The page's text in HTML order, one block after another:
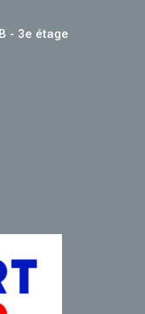
- 3e étage